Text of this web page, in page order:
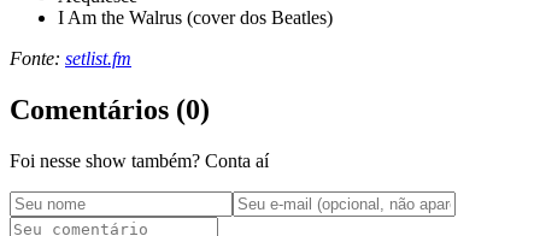
I Am the Walrus (cover dos Beatles)
Fonte: setlist.fm
Comentários (0)
Foi nesse show também? Conta aí